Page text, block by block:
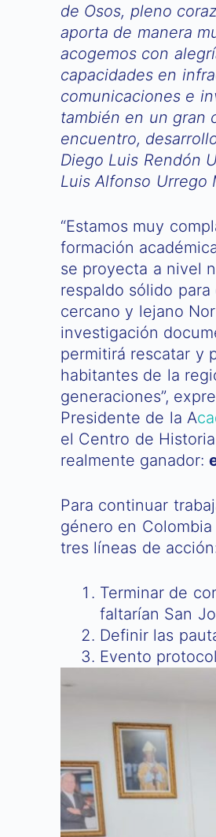
de Osos, pleno
aporta de manera
acogemos con
capacidades en
comunicaciones e
también en un gran
encuentro,
Diego Luis Rendón
Luis Alfonso Urrego
“Estamos muy
formación
se proyecta a nivel
respaldo sólido
cercano y lejano
investigación
permitirá rescatar y
habitantes de la
generaciones”,
Presidente de la A
el Centro de
realmente ganador:
Para continuar
género en
tres líneas de
Terminar de
faltarían San
Definir las
Evento